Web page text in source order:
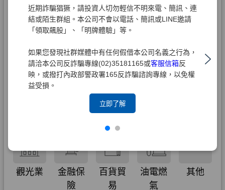
近期詐騙猖獗，請投資人切勿輕信不明來電、簡訊、連
結或陌生群組。本公司不會以電話、簡訊或LINE邀請
「領取飆股」、「明牌體驗」等。
如果您發現社群媒體中有任何假借本公司名義之行為，
請洽本公司反詐騙專線(02)35181165或客服信箱反
映，或撥打內政部警政署165反詐騙諮詢專線，以免權
益受損。
立即了解